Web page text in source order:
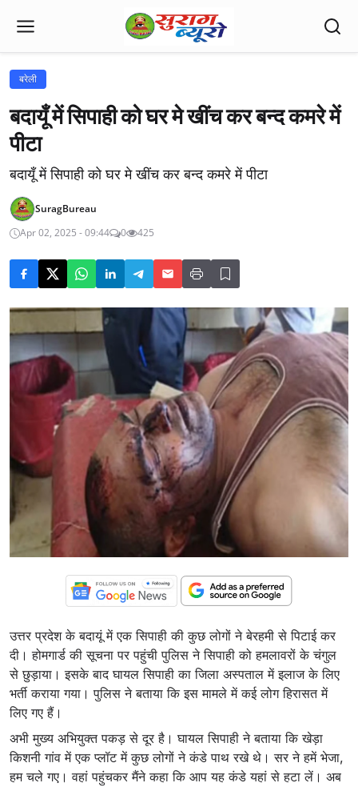
बरेली
बदायूँ में सिपाही को घर मे खींच कर बन्द कमरे में
पीटा
बदायूँ में सिपाही को घर मे खींच कर बन्द कमरे में पीटा
SuragBureau
Apr 02, 2025 - 09:44
0 425
उत्तर प्रदेश के बदायूं में एक सिपाही की कुछ लोगों ने बेरहमी से पिटाई कर
दी। होमगार्ड की सूचना पर पहुंची पुलिस ने सिपाही को हमलावरों के चंगुल
से छुड़ाया। इसके बाद घायल सिपाही का जिला अस्पताल में इलाज के लिए
भर्ती कराया गया। पुलिस ने बताया कि इस मामले में कई लोग हिरासत में
लिए गए हैं।
अभी मुख्य अभियुक्त पकड़ से दूर है। घायल सिपाही ने बताया कि खेड़ा
किशनी गांव में एक प्लॉट में कुछ लोगों ने कंडे पाथ रखे थे। सर ने हमें भेजा,
हम चले गए। वहां पहुंचकर मैंने कहा कि आप यह कंडे यहां से हटा लें। अब